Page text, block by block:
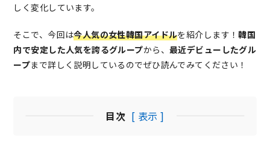
しく変化しています。
そこで、今回は今人気の女性韓国アイドルを紹介します！韓国
内で安定した人気を誇るグループから、 最近デビューしたグル
ープまで詳しく説明しているのでぜひ読んでみてください！
目次 [ 表示 ]